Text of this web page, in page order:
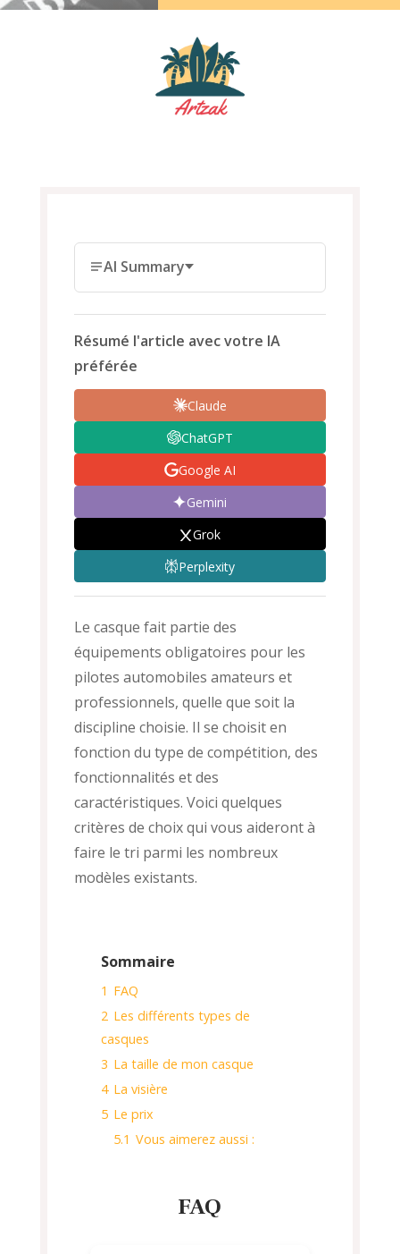
AI Summary
Résumé l'article avec votre IA
préférée
Claude
ChatGPT
Google AI
Gemini
Grok
Perplexity
Le casque fait partie des
équipements obligatoires pour les
pilotes automobiles amateurs et
professionnels, quelle que soit la
discipline choisie. Il se choisit en
fonction du type de compétition, des
fonctionnalités et des
caractéristiques. Voici quelques
critères de choix qui vous aideront à
faire le tri parmi les nombreux
modèles existants.
Sommaire
1 FAQ
2 Les différents types de
casques
3 La taille de mon casque
4 La visière
5 Le prix
5.1 Vous aimerez aussi :
FAQ